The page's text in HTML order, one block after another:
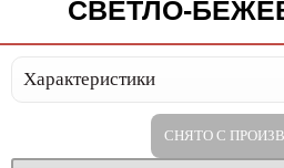
СВЕТЛО-
Характеристики
СНЯТО С